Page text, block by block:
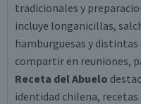
tradicionales y
incluye longanicillas,
hamburguesas y distintas
compartir en reuniones,
Receta del Abuelo
identidad chilena,